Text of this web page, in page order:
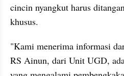
cincin nyangkut harus
khusus.
"Kami menerima informasi
RS Ainun, dari Unit UGD,